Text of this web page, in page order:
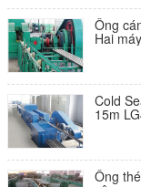
Ống
Hai
Cold
15m
Ống